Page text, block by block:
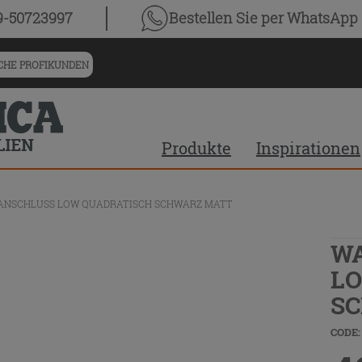
50723997 Bestellen Sieper WhatsApp
PROFIKUNDEN
Produkte Inspirationen
LOW QUADRATISCH SCHWARZ MATT